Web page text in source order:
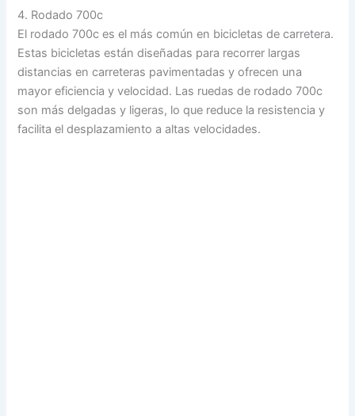
4. Rodado 700c
El rodado 700c es el más común en bicicletas de carretera.
Estas bicicletas están diseñadas para recorrer largas
distancias en carreteras pavimentadas y ofrecen una
mayor eficiencia y velocidad. Las ruedas de rodado 700c
son más delgadas y ligeras, lo que reduce la resistencia y
facilita el desplazamiento a altas velocidades.